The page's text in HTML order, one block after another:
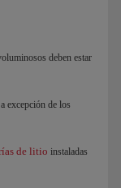
deben estar
excepción de los
de litio instaladas